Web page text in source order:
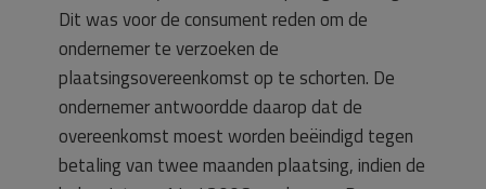
Dit was voor de consument reden om de
ondernemer te verzoeken de
plaatsingsovereenkomst op te schorten. De
ondernemer antwoordde daarop dat de
overeenkomst moest worden beëindigd tegen
betaling van twee maanden plaatsing, indien de